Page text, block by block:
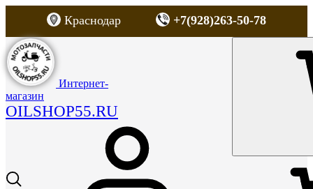
Краснодар +7(928)263-50-78
Интернет-
магазин
OILSHOP55.RU